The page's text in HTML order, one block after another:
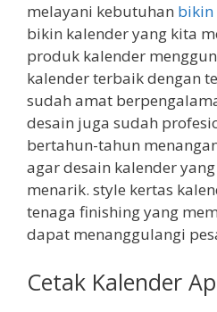
melayani kebutuhan bikin
bikin kalender yang kita
produk kalender
kalender terbaik dengan
sudah amat
desain juga sudah
bertahun-tahun
agar desain kalender
menarik. style kertas
tenaga finishing yang
dapat menanggulangi
Cetak Kalender